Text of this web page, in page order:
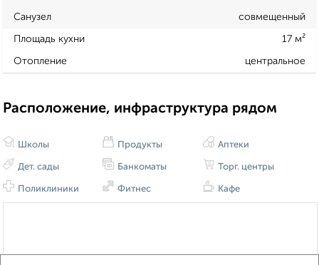
Санузел совмещенный
Площадь кухни 17 м²
Отопление центральное
Расположение, инфраструктура рядом
Школы
Дет. сады
Поликлиники
Продукты
Банкоматы
Фитнес
Аптеки
Торг. центры
Кафе